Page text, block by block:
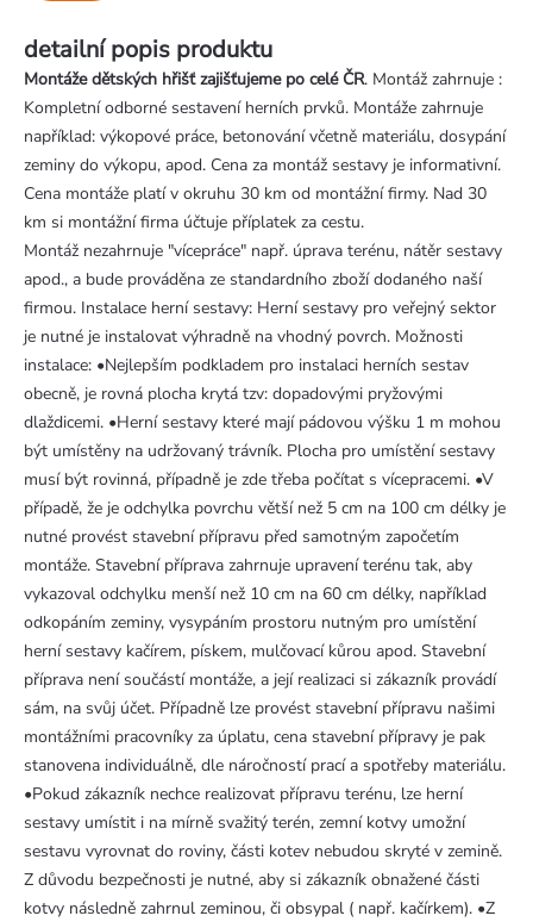
detailní popis produktu
Montáže dětských hřišť zajišťujeme po celé ČR. Montáž zahrnuje :
Kompletní odborné sestavení herních prvků. Montáže zahrnuje
například: výkopové práce, betonování včetně materiálu, dosypání
zeminy do výkopu, apod. Cena za montáž sestavy je informativní.
Cena montáže platí v okruhu 30 km od montážní firmy. Nad 30
km si montážní firma účtuje příplatek za cestu.
Montáž nezahrnuje "vícepráce" např. úprava terénu, nátěr sestavy
apod., a bude prováděna ze standardního zboží dodaného naší
firmou. Instalace herní sestavy: Herní sestavy pro veřejný sektor
je nutné je instalovat výhradně na vhodný povrch. Možnosti
instalace: •Nejlepším podkladem pro instalaci herních sestav
obecně, je rovná plocha krytá tzv: dopadovými pryžovými
dlaždicemi. •Herní sestavy které mají pádovou výšku 1 m mohou
být umístěny na udržovaný trávník. Plocha pro umístění sestavy
musí být rovinná, případně je zde třeba počítat s vícepracemi. •V
případě, že je odchylka povrchu větší než 5 cm na 100 cm délky je
nutné provést stavební přípravu před samotným započetím
montáže. Stavební příprava zahrnuje upravení terénu tak, aby
vykazoval odchylku menší než 10 cm na 60 cm délky, například
odkopáním zeminy, vysypáním prostoru nutným pro umístění
herní sestavy kačírem, pískem, mulčovací kůrou apod. Stavební
příprava není součástí montáže, a její realizaci si zákazník provádí
sám, na svůj účet. Případně lze provést stavební přípravu našimi
montážními pracovníky za úplatu, cena stavební přípravy je pak
stanovena individuálně, dle náročností prací a spotřeby materiálu.
•Pokud zákazník nechce realizovat přípravu terénu, lze herní
sestavy umístit i na mírně svažitý terén, zemní kotvy umožní
sestavu vyrovnat do roviny, části kotev nebudou skryté v zemině.
Z důvodu bezpečnosti je nutné, aby si zákazník obnažené části
kotvy následně zahrnul zeminou, či obsypal ( např. kačírkem). •Z